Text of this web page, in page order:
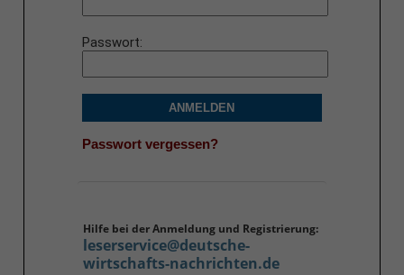
Passwort
ANMELDEN
Passwort vergessen?
Hilfe bei der Anmeldung und Registrierung:
leserservice@deutsche-
wirtschafts-nachrichten.de